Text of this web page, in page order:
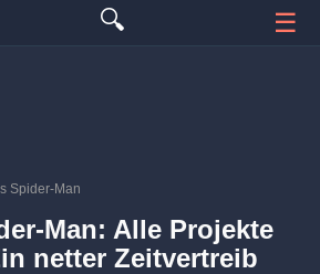
🔍 ☰
Spider-Man
Man: Alle Projekte
netter Zeitvertreib